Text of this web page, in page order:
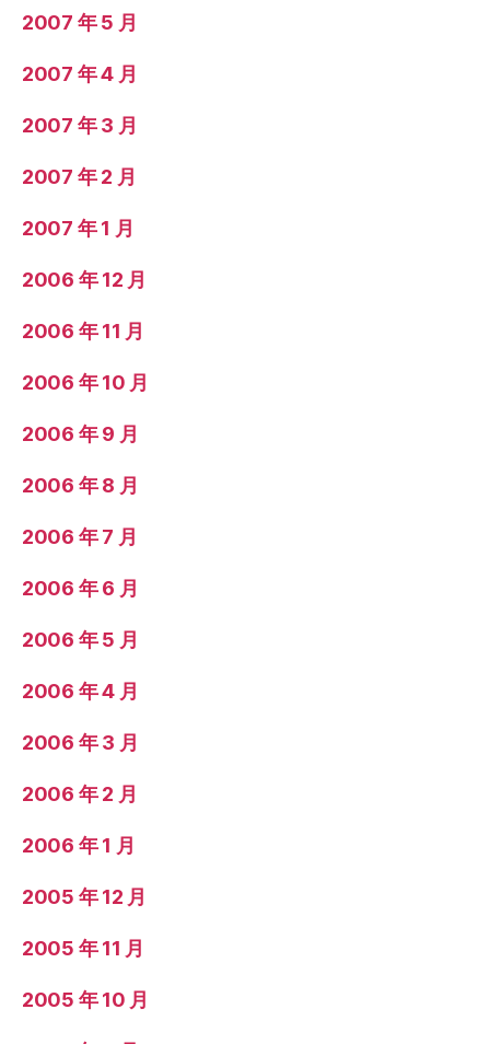
2007 年 5 月
2007 年 4 月
2007 年 3 月
2007 年 2 月
2007 年 1 月
2006 年 12 月
2006 年 11 月
2006 年 10 月
2006 年 9 月
2006 年 8 月
2006 年 7 月
2006 年 6 月
2006 年 5 月
2006 年 4 月
2006 年 3 月
2006 年 2 月
2006 年 1 月
2005 年 12 月
2005 年 11 月
2005 年 10 月